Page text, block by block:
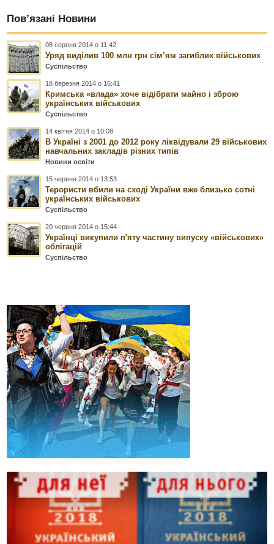
Пов’язані Новини
08 серпня 2014 о 11:42
Уряд виділив 100 млн грн сім’ям загиблих військових
Суспільство
18 березня 2014 о 16:41
Кримська «влада» хоче відібрати майно і зброю
українських військових
Суспільство
14 квітня 2014 о 10:08
В Україні з 2001 до 2012 року ліквідували 29 військових
навчальних закладів різних типів
Новини освіти
15 червня 2014 о 13:53
Терористи вбили на сході України вже близько сотні
українських військових
Суспільство
20 червня 2014 о 15:44
Українці викупили п'яту частину випуску «військових»
облігацій
Суспільство